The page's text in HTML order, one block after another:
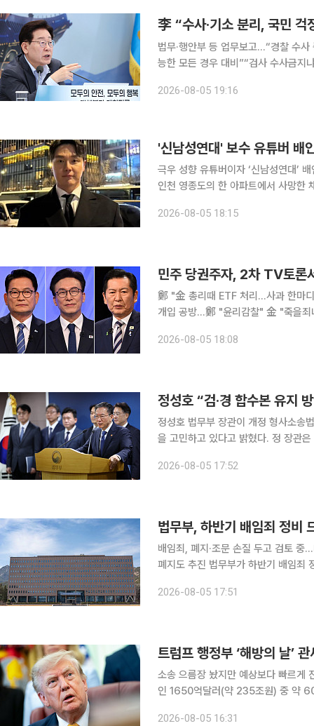
李 “수사·기소 분리, 국민
법무·행안부 등 업무보고…“경찰 수
능한 모든 경우 대비”“검사 수사금지냐, 법
는 현실적인, 나름의 타당성이 있는
2026-08-05 19:16
'신남성연대' 보수 유튜버
극우 성향 유튜버이자 ‘신남성연대’ 배인규 대표가 사망했
인천 영종도의 한 아파트에서 사망한 채 발견됐다. 향년 36
인하대병원 영안실에 안치된 상태로
2026-08-05 18:15
민주 당권주자, 2차 TV토론
鄭 "金 총리때 ETF 처리…사과 한마
개입 공방…鄭 "윤리감찰" 金 "죽을죄냐"
드(ETF) 사태 책임론, 신천지 경선 개
2026-08-05 18:08
정성호 “검·경 합수본 유지
정성호 법무부 장관이 개정 형사소송
을 고민하고 있다고 밝혔다. 정 장관은 5일 정부과천청사에서 열린 법무부 업무보고 사전 브리핑에
권과 보완수사권이 사라지기 때문에
2026-08-05 17:52
법무부, 하반기 배임죄 정비
배임죄, 폐지·조문 손질 두고 검토
폐지도 추진 법무부가 하반기 배임죄 정비와 집단소송제 확대를 추진한다. 기업 경영 부담을 완화하
는 5일 청와대 영빈관에서 2026년
2026-08-05 17:51
트럼프 행정부 ‘해방의 날’
소송 으름장 놨지만 예상보다 빠르게 진행 도널드 트럼프 미국 행정부가 ‘해방의 날’ 관
인 1650억달러(약 235조원) 중 약 60%
2026-08-05 16:31